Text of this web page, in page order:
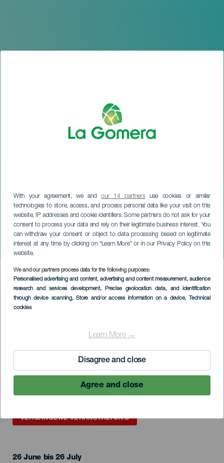
With your agreement, we andour 14 partnersuse cookies or similar
technologies to store, access, and process personal data like your visit on this
website, IP addresses and cookie identifiers. Some partners do not ask for your
consent to process your data and rely on their legitimate business interest. You
can withdraw your consent or object to data processing based on legitimate
interest at any time by clicking on “Learn More” or in our Privacy Policy on this
website.
We and our partners process data for the following purposes:
Personalised advertising and content, advertising and content measurement, audience
research and services development, Precise geolocation data, and identification
through device scanning, Store and/or access information on a device, Technical
cookies
Learn More →
Disagree and close
Agree and close
Ausstellung von Gemälden
von Richard René
Schwalme und Eric Jonay
Schwalme Simancas
Imagen
Listado
VERGANGENE VERANSTALTUNG
26 June bis 26 July